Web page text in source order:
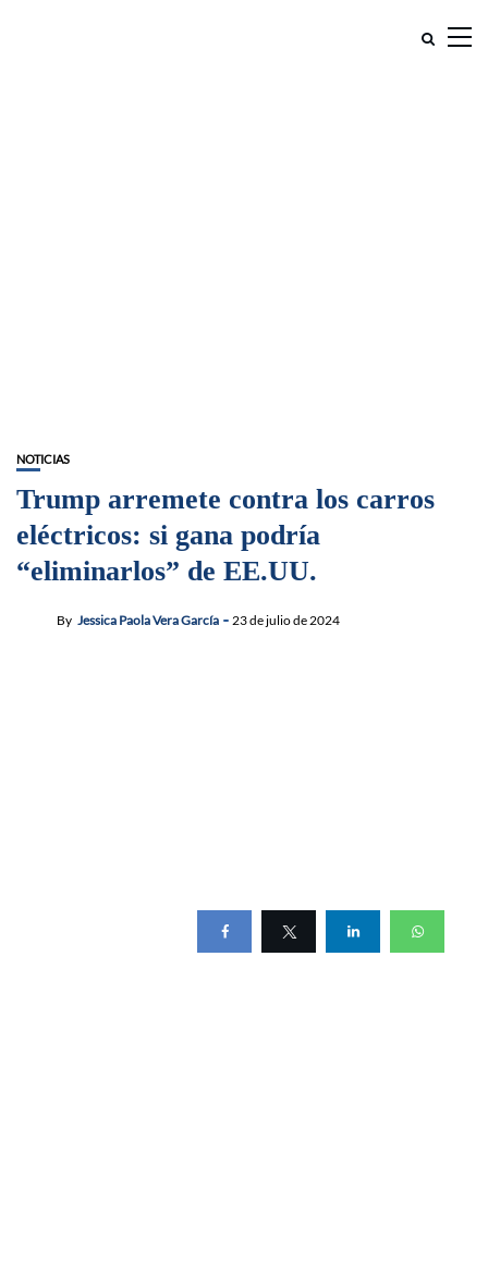
NOTICIAS
Trump arremete contra los carros
eléctricos: si gana podría
“eliminarlos” de EE.UU.
By Jessica Paola Vera García 23 de julio de 2024